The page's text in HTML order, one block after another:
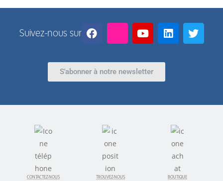
Suivez-nous sur
S'abonner à notre newsletter
CONTACTEZ-NOUS TROUVEZ-NOUS BOUTIQUE